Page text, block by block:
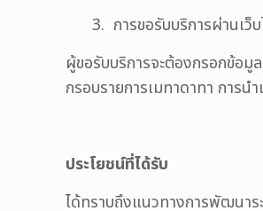
3. การขอรับบริการผ่านเว็
ผู้ขอรับบริการจะต้องกรอกข้อ
กรอบรายการเมทาดาทา การน
ประโยชน์ที่ได้รับ
ได้ทราบถึงแนวทางการพัฒนา